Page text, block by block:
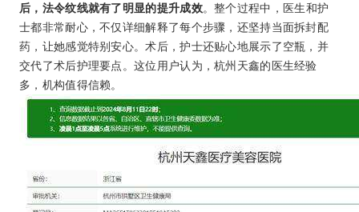
后，法令纹线就有了明显的提升成效。整个过程中，医生和护
士都非常耐心，不仅详细解释了每个步骤，还坚持当面拆封配
药，让她感觉特别安心。术后，护士还贴心地展示了空瓶，并
交代了术后护理要点。这位用户认为，杭州天鑫的医生经验
多，机构值得信赖。